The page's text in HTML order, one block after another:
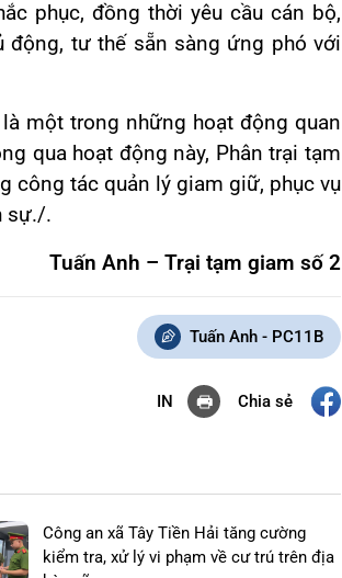
phục, đồng thời yêu cầu cán bộ,
động, tư thế sẵn sàng ứng phó với
một trong những hoạt động quan
qua hoạt động này, Phân trại tạm
công tác quản lý giam giữ, phục vụ
sự./.
Tuấn Anh – Trại tạm giam số 2
Tuấn Anh - PC11B
IN Chia sẻ
Công an xã Tây Tiền Hải tăng cường
kiểm tra, xử lý vi phạm về cư trú trên địa